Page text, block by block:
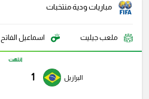
مباريات ودية منتخبات
ملعب جيليت اسماعيل الفاتح
البرازيل 1
انتهت